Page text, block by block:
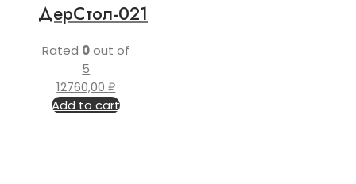
ДерСтол-021
Rated 0out of
5
12760,00₽
Add to cart